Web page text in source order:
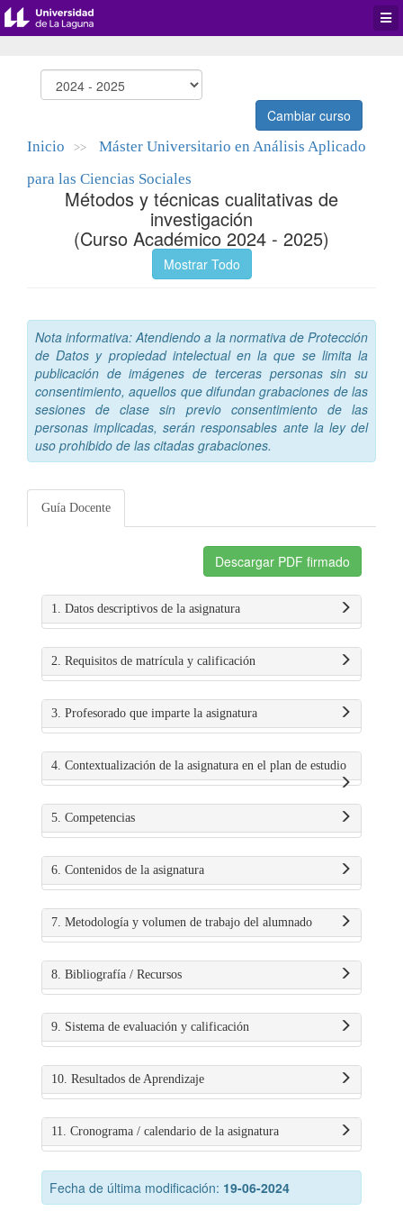
Cambiar curso
Inicio >>
Máster Universitario en Análisis Aplicado
para las Ciencias Sociales
Métodos y técnicas cualitativas de
investigación
(Curso Académico 2024 - 2025)
Mostrar Todo
Nota informativa: Atendiendo a la normativa de Protección
de Datos y propiedad intelectual en la que se limita la
publicación de imágenes de terceras personas sin su
consentimiento, aquellos que difundan grabaciones de las
sesiones de clase sin previo consentimiento de las
personas implicadas, serán responsables ante la ley del
uso prohibido de las citadas grabaciones.
Guía Docente
Descargar PDF firmado
1. Datos descriptivos de la asignatura
2. Requisitos de matrícula y calificación
3. Profesorado que imparte la asignatura
4. Contextualización de la asignatura en el plan de estudio
5. Competencias
6. Contenidos de la asignatura
7. Metodología y volumen de trabajo del alumnado
8. Bibliografía / Recursos
9. Sistema de evaluación y calificación
10. Resultados de Aprendizaje
11. Cronograma / calendario de la asignatura
Fecha de última modificación: 19-06-2024